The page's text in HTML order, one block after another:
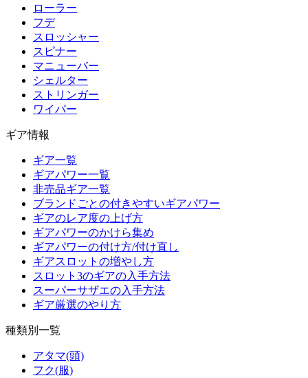
ローラー
フデ
スロッシャー
スピナー
マニューバー
シェルター
ストリンガー
ワイパー
ギア情報
ギア一覧
ギアパワー一覧
非売品ギア一覧
ブランドごとの付きやすいギアパワー
ギアのレア度の上げ方
ギアパワーのかけら集め
ギアパワーの付け方/付け直し
ギアスロットの増やし方
スロット3のギアの入手方法
スーパーサザエの入手方法
ギア厳選のやり方
種類別一覧
アタマ(頭)
フク(服)